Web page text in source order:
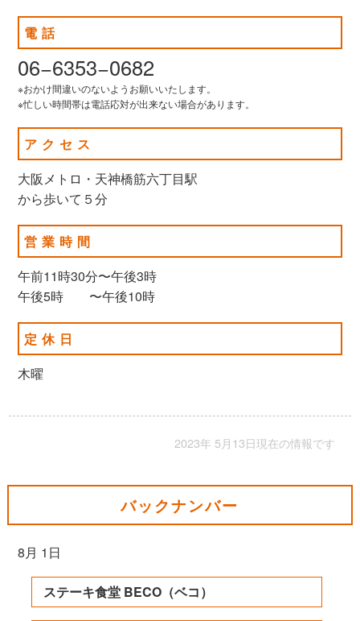
電話
06−6353−0682
※おかけ間違いのないようお願いいたします。
※忙しい時間帯は電話応対が出来ない場合があります。
アクセス
大阪メトロ・天神橋筋六丁目駅
から歩いて５分
営業時間
午前11時30分〜午後3時
午後5時 〜午後10時
定休日
木曜
2023年 5月13日現在の情報です
バックナンバー
8月 1日
ステーキ食堂 BECO（ベコ）